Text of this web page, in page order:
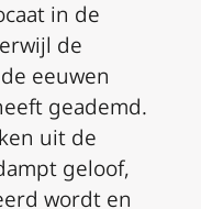
in de
de
eeuwen
geademd.
uit de
geloof,
wordt en